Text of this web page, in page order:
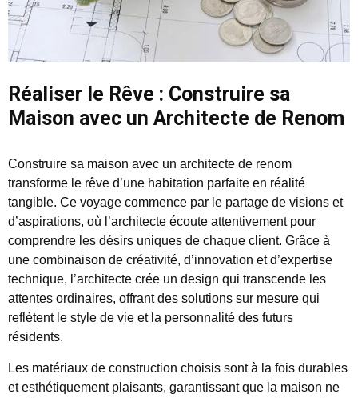
Réaliser le Rêve : Construire sa
Maison avec un Architecte de Renom
Construire sa maison avec un architecte de renom
transforme le rêve d’une habitation parfaite en réalité
tangible. Ce voyage commence par le partage de visions et
d’aspirations, où l’architecte écoute attentivement pour
comprendre les désirs uniques de chaque client. Grâce à
une combinaison de créativité, d’innovation et d’expertise
technique, l’architecte crée un design qui transcende les
attentes ordinaires, offrant des solutions sur mesure qui
reflètent le style de vie et la personnalité des futurs
résidents.
Les matériaux de construction choisis sont à la fois durables
et esthétiquement plaisants, garantissant que la maison ne